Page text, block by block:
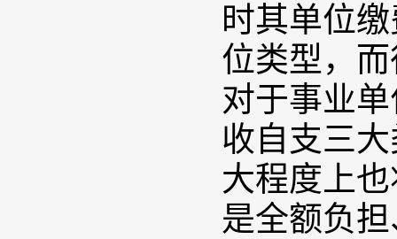
时其单位
位类型，
对于事业
收自支三
大程度上
是全额负